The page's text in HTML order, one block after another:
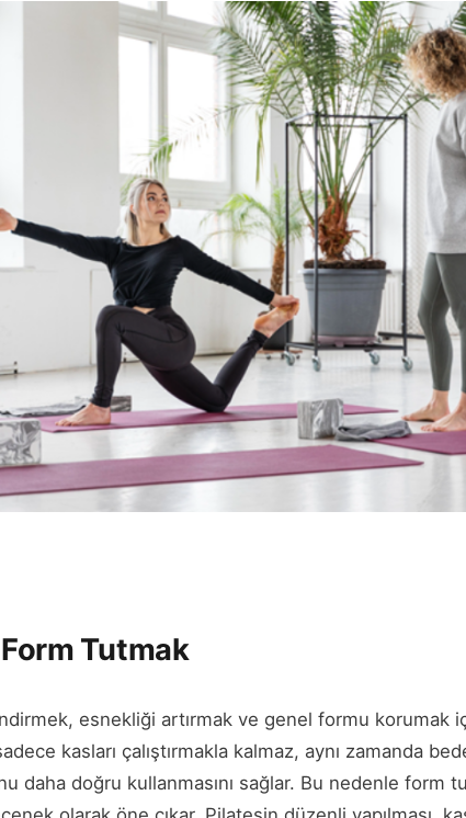
Tutmak
esnekliği artırmak ve genel formu korumak
kasları çalıştırmakla kalmaz, aynı zamanda
daha doğru kullanmasını sağlar. Bu nedenle form